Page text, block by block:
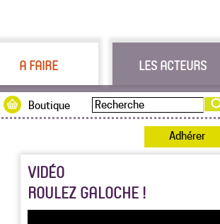
A FAIRE LES ACTEURS
Boutique
Adhérer
VIDÉO
ROULEZ GALOCHE !